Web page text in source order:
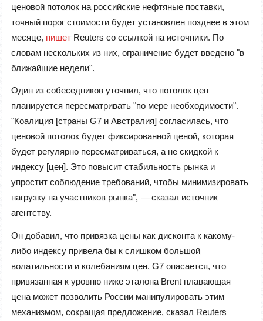
ценовой потолок на российские нефтяные поставки,
точный порог стоимости будет установлен позднее в этом
месяце, пишет Reuters со ссылкой на источники. По
словам нескольких из них, ограничение будет введено "в
ближайшие недели".
Один из собеседников уточнил, что потолок цен
планируется пересматривать "по мере необходимости".
"Коалиция [страны G7 и Австралия] согласилась, что
ценовой потолок будет фиксированной ценой, которая
будет регулярно пересматриваться, а не скидкой к
индексу [цен]. Это повысит стабильность рынка и
упростит соблюдение требований, чтобы минимизировать
нагрузку на участников рынка", — сказал источник
агентству.
Он добавил, что привязка цены как дисконта к какому-
либо индексу привела бы к слишком большой
волатильности и колебаниям цен. G7 опасается, что
привязанная к уровню ниже эталона Brent плавающая
цена может позволить России манипулировать этим
механизмом, сокращая предложение, сказал Reuters